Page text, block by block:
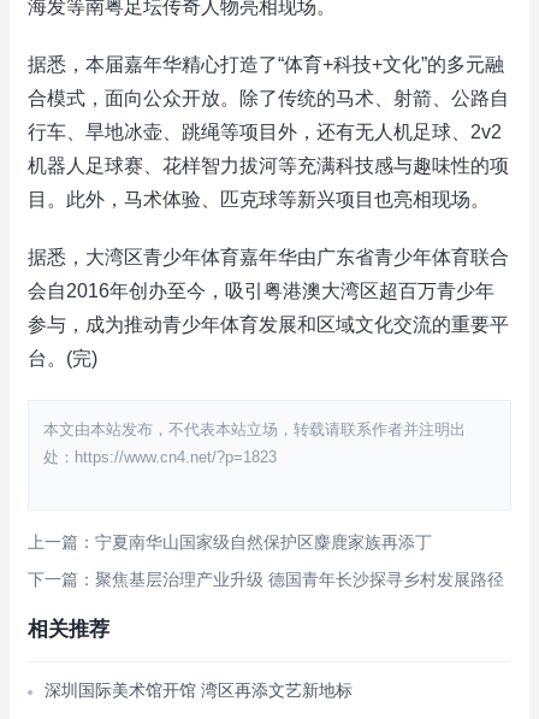
海发等南粤足坛传奇人物亮相现场。
据悉，本届嘉年华精心打造了“体育+科技+文化”的多元融
合模式，面向公众开放。除了传统的马术、射箭、公路自
行车、旱地冰壶、跳绳等项目外，还有无人机足球、2v2
机器人足球赛、花样智力拔河等充满科技感与趣味性的项
目。此外，马术体验、匹克球等新兴项目也亮相现场。
据悉，大湾区青少年体育嘉年华由广东省青少年体育联合
会自2016年创办至今，吸引粤港澳大湾区超百万青少年
参与，成为推动青少年体育发展和区域文化交流的重要平
台。(完)
本文由本站发布，不代表本站立场，转载请联系作者并注明出
处：https://www.cn4.net/?p=1823
上一篇：宁夏南华山国家级自然保护区麋鹿家族再添丁
下一篇：聚焦基层治理产业升级 德国青年长沙探寻乡村发展路径
相关推荐
深圳国际美术馆开馆 湾区再添文艺新地标